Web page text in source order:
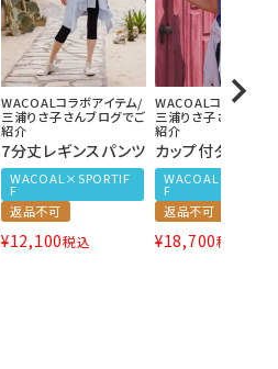
WACOALコラボアイテム/
三浦りさ子さんブログでご
紹介
7分丈レギンスパンツ
WACOAL×SPORTIF
F
返品不可
¥12,100税込
WACOALコラボアイ
三浦りさ子さんブロ
紹介
カップ付タンクト
F
返品不可
¥18,700税込